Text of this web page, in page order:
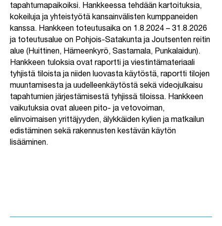
tapahtumapaikoiksi. Hankkeessa tehdään kartoituksia,
kokeiluja ja yhteistyötä kansainvälisten kumppaneiden
kanssa. Hankkeen toteutusaika on 1.8.2024 – 31.8.2026
ja toteutusalue on Pohjois-Satakunta ja Joutsenten reitin
alue (Huittinen, Hämeenkyrö, Sastamala, Punkalaidun).
Hankkeen tuloksia ovat raportti ja viestintämateriaali
tyhjistä tiloista ja niiden luovasta käytöstä, raportti tilojen
muuntamisesta ja uudelleenkäytöstä sekä videojulkaisu
tapahtumien järjestämisestä tyhjissä tiloissa. Hankkeen
vaikutuksia ovat alueen pito- ja vetovoiman,
elinvoimaisen yrittäjyyden, älykkäiden kylien ja matkailun
edistäminen sekä rakennusten kestävän käytön
lisääminen.